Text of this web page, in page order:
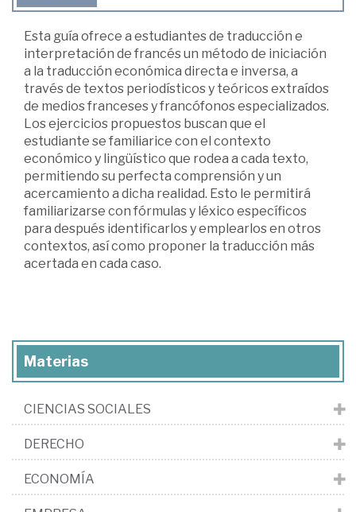
Esta guía ofrece a estudiantes de traducción e
interpretación de francés un método de iniciación
a la traducción económica directa e inversa, a
través de textos periodísticos y teóricos extraídos
de medios franceses y francófonos especializados.
Los ejercicios propuestos buscan que el
estudiante se familiarice con el contexto
económico y lingüístico que rodea a cada texto,
permitiendo su perfecta comprensión y un
acercamiento a dicha realidad. Esto le permitirá
familiarizarse con fórmulas y léxico específicos
para después identificarlos y emplearlos en otros
contextos, así como proponer la traducción más
acertada en cada caso.
Materias
CIENCIAS SOCIALES
DERECHO
ECONOMÍA